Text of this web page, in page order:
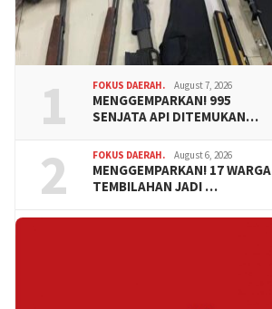
1 FOKUS DAERAH. August 7, 2026
MENGGEMPARKAN! 995
SENJATA API DITEMUKAN…
2 FOKUS DAERAH. August 6, 2026
MENGGEMPARKAN! 17 WARGA
TEMBILAHAN JADI …